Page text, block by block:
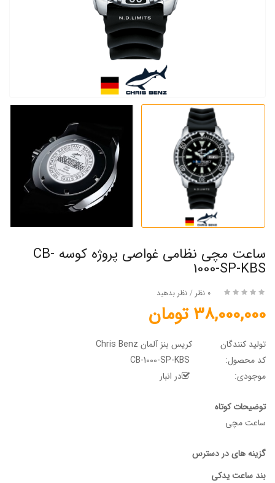
ساعت مچی نظامی غواصی پروژه کوسه CB-
1000-SP-KBS
0 نظر / نظر بدهید
38,000,000 تومان
تولید کنندگان
کریس بنز آلمان Chris Benz
کد محصول:
موجودی:
در انبار
توضیحات کوتاه
ساعت مچی
گزینه های در دسترس
بند ساعت یدکی